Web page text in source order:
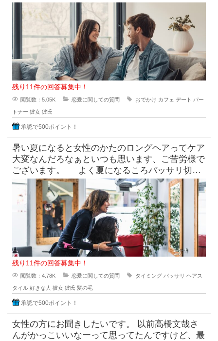
てるけど本数少なめ。 目
残り11件の回答募集中！
閲覧数：5.05K 恋愛に関しての質問 おでかけ カフェ デート パー
トナー 彼女 彼氏
承認で500ポイント！
暑い夏になると女性のかたのロングヘアってケア
大変なんだろなぁといつも思います、ご苦労様で
ございます。 よく夏になるころバッサリ切っ
たらどうなのよって言っ
残り11件の回答募集中！
閲覧数：4.78K 恋愛に関しての質問 タイミング バッサリ ヘアス
タイル 好きな人 彼女 彼氏 髪の毛
承認で500ポイント！
女性の方にお聞きしたいです。 以前高橋文哉さ
んがかっこいいなーって思ってたんですけど、最